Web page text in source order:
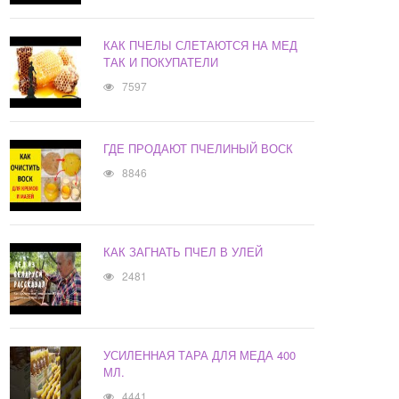
КАК ПЧЕЛЫ СЛЕТАЮТСЯ НА МЕД
ТАК И ПОКУПАТЕЛИ
7597
ГДЕ ПРОДАЮТ ПЧЕЛИНЫЙ ВОСК
8846
КАК ЗАГНАТЬ ПЧЕЛ В УЛЕЙ
2481
УСИЛЕННАЯ ТАРА ДЛЯ МЕДА 400
МЛ.